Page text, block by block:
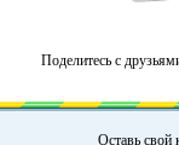
Поделитесь с
Оставь свой